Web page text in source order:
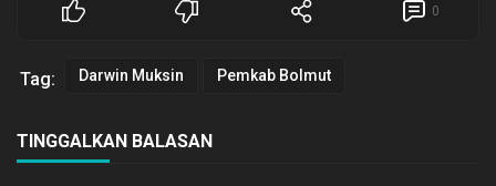
0
Tag: Darwin Muksin Pemkab Bolmut
TINGGALKAN BALASAN